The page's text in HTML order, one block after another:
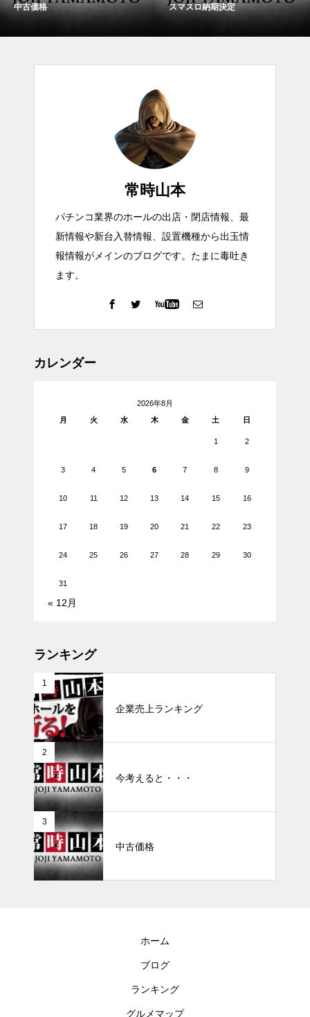
中古価格
スマスロ納期決定
常時山本
パチンコ業界のホールの出店・閉店情報、最
新情報や新台入替情報、設置機種から出玉情
報情報がメインのブログです。たまに毒吐き
ます。
カレンダー
2026年8月
月
火 水 木 金 土 日
1 2
3 4 5 6 7 8 9
10 11 12 13 14 15 16
17 18 19 20 21 22 23
24 25 26 27 28 29 30
31
« 12月
ランキング
1
企業売上ランキング
2
今考えると・・・
3
中古価格
ホーム
ブログ
ランキング
グルメマップ